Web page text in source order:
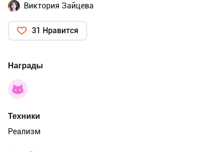
Виктория Зайцева
31 Нравится
Награды
Техники
Реализм